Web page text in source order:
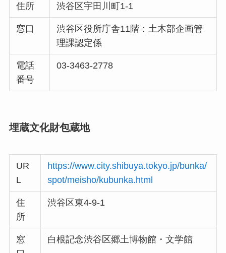
住所 渋谷区宇田川町1-1
窓口
渋谷区役所庁舎11階：土木部企画管
理課認定係
電話
番号
03-3463-2778
埋蔵文化財包蔵地
UR
L
https://www.city.shibuya.tokyo.jp/bunka/
spot/meisho/kubunka.html
住
所
渋谷区東4-9-1
窓
白根記念渋谷区郷土博物館・文学館